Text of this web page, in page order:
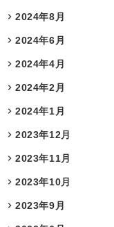
2024年8月
2024年6月
2024年4月
2024年2月
2024年1月
2023年12月
2023年11月
2023年10月
2023年9月